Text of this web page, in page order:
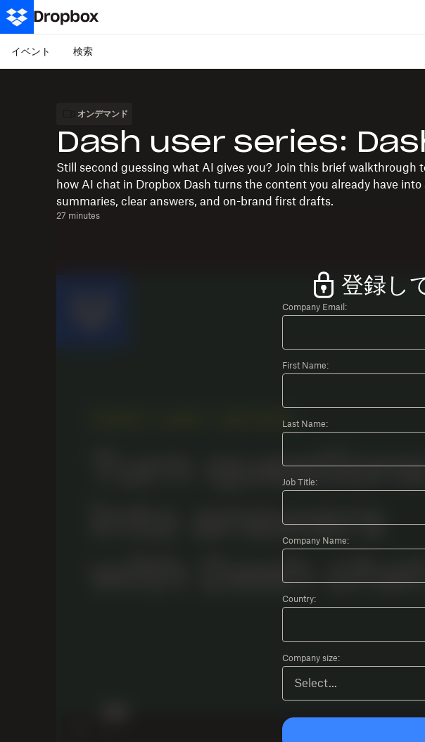
イベント 検索
オンデマンド
Dash user series:
Still second guessing what AI gives you? Join this brief walkthrough
how AI chat in Dropbox Dash turns the content you already have
summaries, clear answers, and on-brand first drafts.
27 minutes
登録し
Company Email:
First Name:
Last Name:
Job Title:
Company Name:
Country:
Company size: